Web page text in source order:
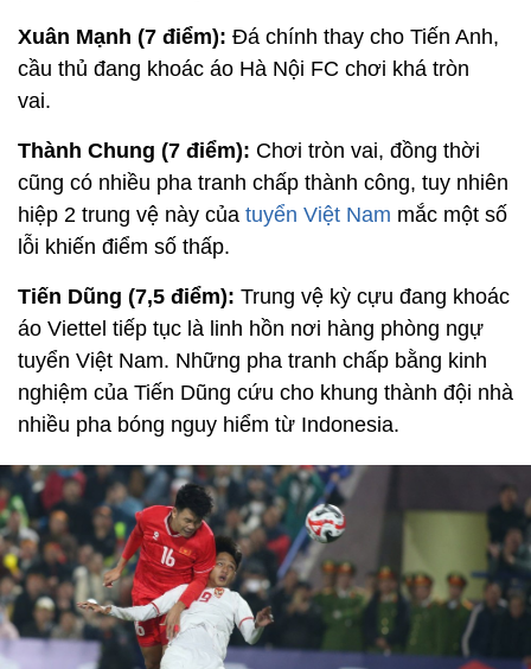
Xuân Mạnh (7 điểm): Đá chính thay cho Tiến Anh,
cầu thủ đang khoác áo Hà Nội FC chơi khá tròn
vai.
Thành Chung (7 điểm): Chơi tròn vai, đồng thời
cũng có nhiều pha tranh chấp thành công, tuy nhiên
hiệp 2 trung vệ này của tuyển Việt Nam mắc một số
lỗi khiến điểm số thấp.
Tiến Dũng (7,5 điểm): Trung vệ kỳ cựu đang khoác
áo Viettel tiếp tục là linh hồn nơi hàng phòng ngự
tuyển Việt Nam. Những pha tranh chấp bằng kinh
nghiệm của Tiến Dũng cứu cho khung thành đội nhà
nhiều pha bóng nguy hiểm từ Indonesia.